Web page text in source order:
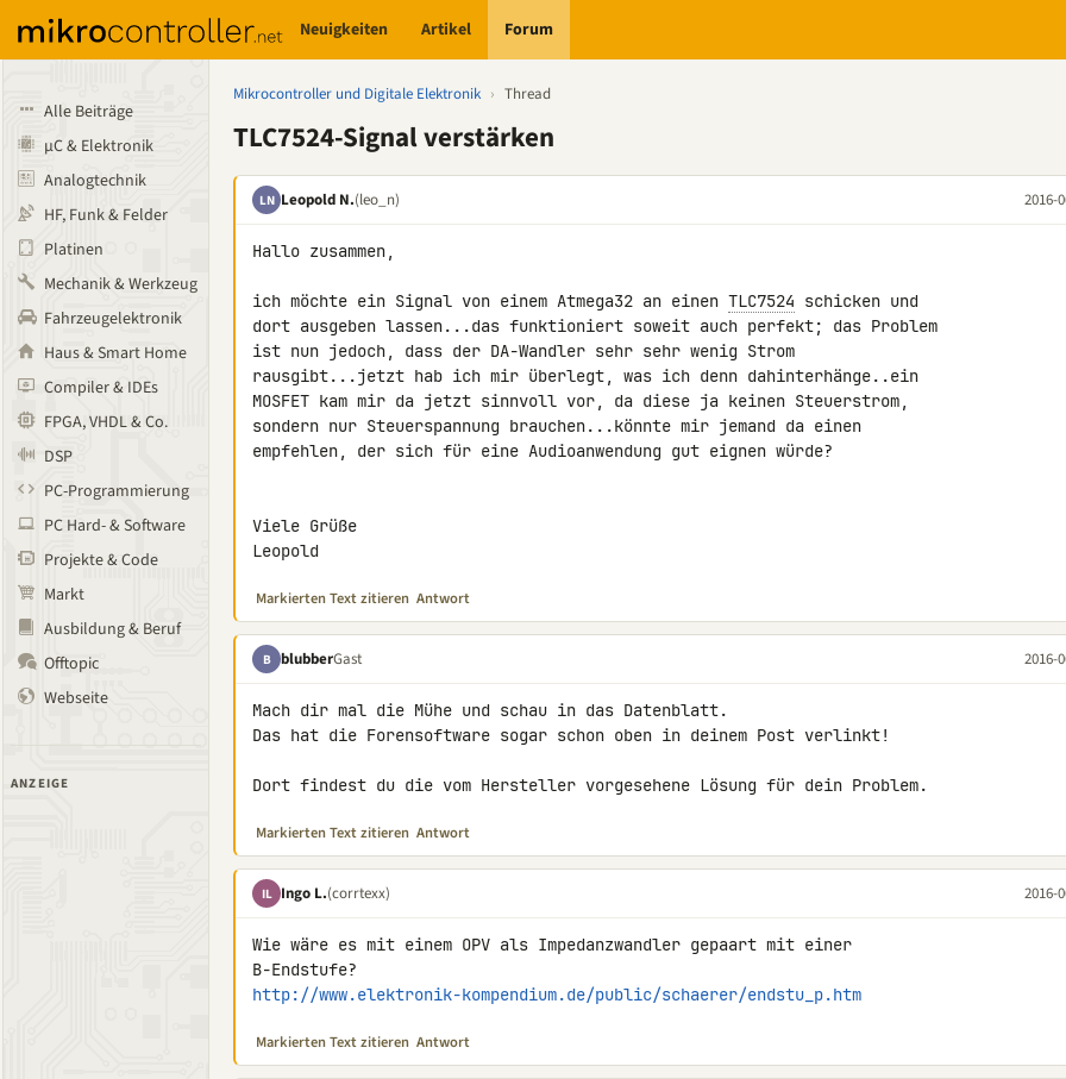
Neuigkeiten Artikel Forum
Alle Beiträge
µC & Elektronik
Analogtechnik
HF, Funk & Felder
Platinen
Mechanik & Werkzeug
Fahrzeugelektronik
Haus & Smart Home
Compiler & IDEs
FPGA, VHDL & Co.
DSP
PC-Programmierung
PC Hard- & Software
Projekte & Code
Markt
Ausbildung & Beruf
Offtopic
Webseite
ANZEIGE
Mikrocontroller und Digitale Elektronik › Thread
TLC7524-Signal verstärken
LN Leopold N.(leo_n) 2016-
Hallo zusammen,
ich möchte ein Signal von einem Atmega32 an einen TLC7524 schicken und
dort ausgeben lassen...das funktioniert soweit auch perfekt; das Problem
ist nun jedoch, dass der DA-Wandler sehr sehr wenig Strom
rausgibt...jetzt hab ich mir überlegt, was ich denn dahinterhänge..ein
MOSFET kam mir da jetzt sinnvoll vor, da diese ja keinen Steuerstrom,
sondern nur Steuerspannung brauchen...könnte mir jemand da einen
empfehlen, der sich für eine Audioanwendung gut eignen würde?
Viele Grüße
Leopold
Markierten Text zitieren Antwort
B blubberGast 2016-
Mach dir mal die Mühe und schau in das Datenblatt.
Das hat die Forensoftware sogar schon oben in deinem Post verlinkt!
Dort findest du die vom Hersteller vorgesehene Lösung für dein Problem.
Markierten Text zitieren Antwort
IL Ingo L.(corrtexx) 2016-
Wie wäre es mit einem OPV als Impedanzwandler gepaart mit einer
http://www.elektronik-kompendium.de/public/schaerer/endstu_p.htm
Markierten Text zitieren Antwort